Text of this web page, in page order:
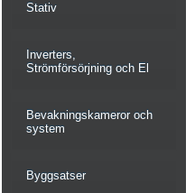
Stativ
Inverters,
Strömförsörjning och El
Bevakningskameror och
system
Byggsatser